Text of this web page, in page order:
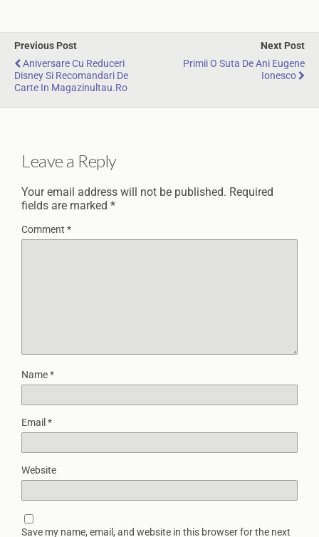
Previous Post
Aniversare Cu Reduceri
Disney Si Recomandari De
Carte In Magazinultau.ro
Next Post
Primii O Suta De Ani Eugene
Ionesco
Leave a Reply
Your email address will not be published. Required
fields are marked *
Comment *
Name*
Email *
Website
Save my name, email, and website in this browser for the next